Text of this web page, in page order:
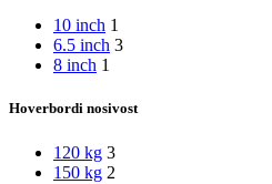
10 inch 1
6.5 inch 3
8 inch 1
Hoverbordi nosivost
120 kg 3
150 kg 2